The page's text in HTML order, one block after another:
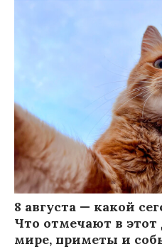
8 августа — какой
Что отмечают в этот
мире, приметы и